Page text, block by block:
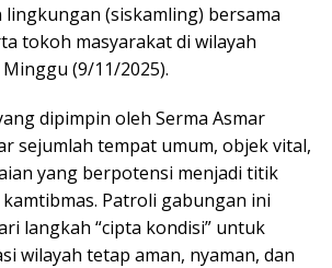
lingkungan (siskamling) bersama
tokoh masyarakat di wilayah
(9/11/2025).
dipimpin oleh Serma Asmar
sejumlah tempat umum, objek vital,
yang berpotensi menjadi titik
Patroli gabungan ini
langkah “cipta kondisi” untuk
wilayah tetap aman, nyaman, dan